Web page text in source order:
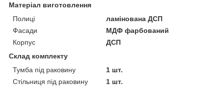
Матеріал виготовлення
Полиці
ламінована ДСП
Фасади
МДФ фарбований
Корпус
ДСП
Склад комплекту
Тумба під раковину
1 шт.
Стільниця під раковину
1 шт.